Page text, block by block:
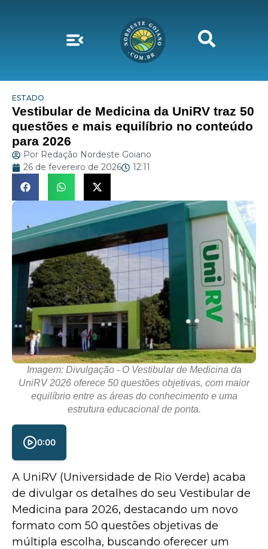
ESTADO
Vestibular de Medicina da UniRV traz 50
questões e mais equilíbrio no conteúdo
para 2026
Por Redação Nordeste Goiano
26 de fevereiro de 2026
12:11
Imagem: Divulgação - O Vestibular de Medicina da
UniRV 2026 oferece 50 questões objetivas, com maior
equilíbrio entre as áreas do conhecimento e uma
estrutura educacional de ponta.
0:00
A UniRV (Universidade de Rio Verde) acaba
de divulgar os detalhes do seu Vestibular de
Medicina para 2026, destacando um novo
formato com 50 questões objetivas de
múltipla escolha, buscando oferecer um